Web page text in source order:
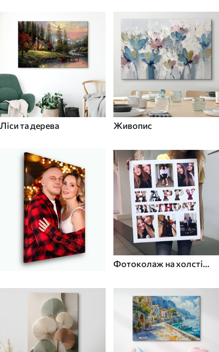
Ліси та дерева Живопис
Фотоколаж на холсті